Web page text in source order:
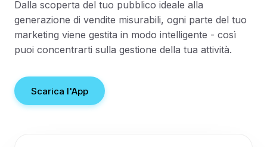
Dalla scoperta del tuo pubblico ideale alla
generazione di vendite misurabili, ogni parte del tuo
marketing viene gestita in modo intelligente - così
puoi concentrarti sulla gestione della tua attività.
Scarica l'App